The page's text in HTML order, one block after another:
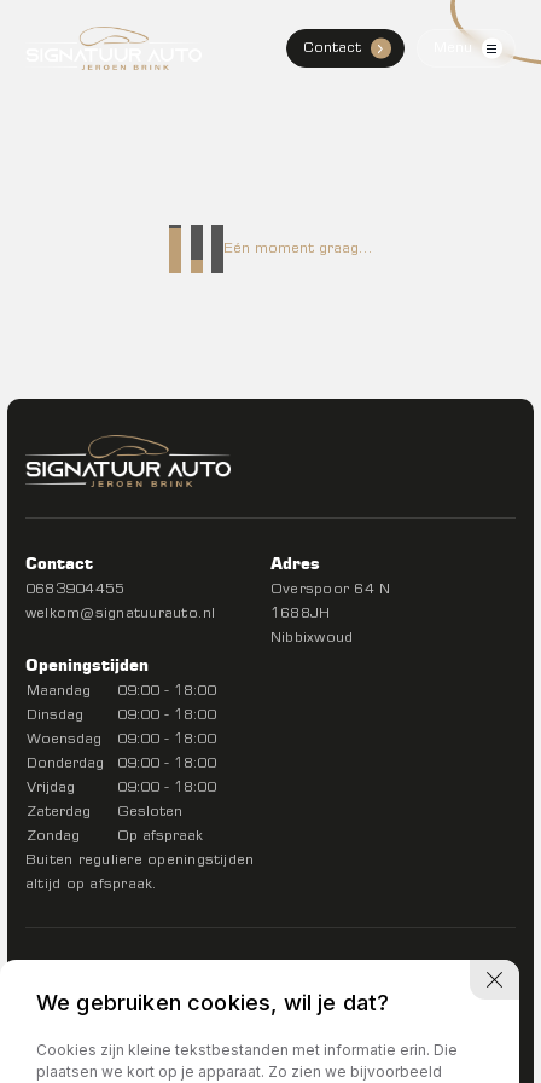
Contact . Menu
Eén moment graag...
Contact
0683904455
welkom@signatuurauto.nl
Adres
Overspoor 64 N
1688JH
Nibbixwoud
Openingstijden
Maandag
09:00 - 18:00
Dinsdag
09:00 - 18:00
Woensdag
09:00 - 18:00
Donderdag
09:00 - 18:00
Vrijdag
09:00 - 18:00
Zaterdag
Gesloten
Zondag
Op afspraak
Buiten reguliere openingstijden
altijd op afspraak.
We gebruiken cookies, wil je dat?
Cookies zijn kleine tekstbestanden met informatie erin. Die
plaatsen we kort op je apparaat. Zo zien we bijvoorbeeld